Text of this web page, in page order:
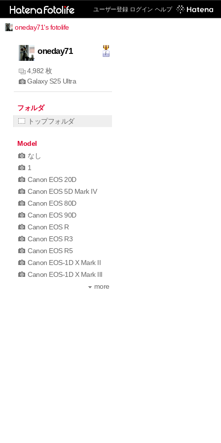
ユーザー登録 ログイン ヘルプ
oneday71's fotolife
oneday71
4,982 枚
Galaxy S25 Ultra
フォルダ
トップフォルダ
Model
なし
1
Canon EOS 20D
Canon EOS 5D Mark IV
Canon EOS 80D
Canon EOS 90D
Canon EOS R
Canon EOS R3
Canon EOS R5
Canon EOS-1D X Mark II
Canon EOS-1D X Mark III
more